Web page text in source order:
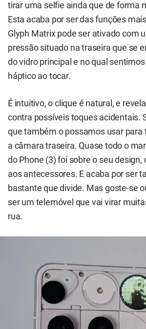
tirar uma selfie ainda que de forma
Esta acaba por ser das funções
Glyph Matrix pode ser ativado com
pressão situado na traseira que se
do vidro principal e no qual
háptico ao tocar.
É intuitivo, o clique é natural, e
contra possíveis toques acidentais.
que também o possamos usar para
a câmara traseira. Quase todo o
do Phone (3) foi sobre o seu design,
aos antecessores. E acaba por ser
bastante que divide. Mas goste-se
ser um telemóvel que vai virar
rua.